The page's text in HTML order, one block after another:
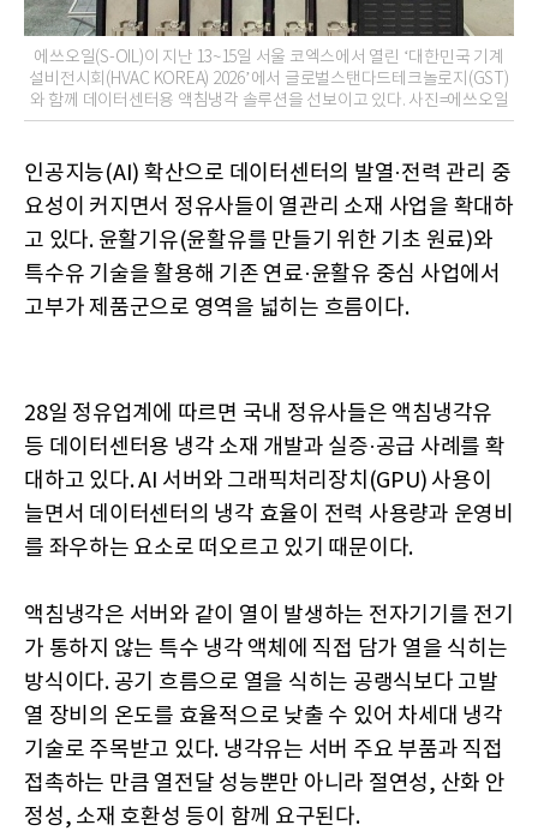
에쓰오일(S-OIL)이 지난 13~15일 서울 코엑스에서 열린 ‘대한민국 기계
설비전시회(HVAC KOREA) 2026’에서 글로벌스탠다드테크놀로지(GST)
와 함께 데이터센터용 액침냉각 솔루션을 선보이고 있다. 사진=에쓰오일
인공지능(AI) 확산으로 데이터센터의 발열·전력 관리 중
요성이 커지면서 정유사들이 열관리 소재 사업을 확대하
고 있다. 윤활기유(윤활유를 만들기 위한 기초 원료)와
특수유 기술을 활용해 기존 연료·윤활유 중심 사업에서
고부가 제품군으로 영역을 넓히는 흐름이다.
28일 정유업계에 따르면 국내 정유사들은 액침냉각유
등 데이터센터용 냉각 소재 개발과 실증·공급 사례를 확
대하고 있다. AI 서버와 그래픽처리장치(GPU) 사용이
늘면서 데이터센터의 냉각 효율이 전력 사용량과 운영비
를 좌우하는 요소로 떠오르고 있기 때문이다.
액침냉각은 서버와 같이 열이 발생하는 전자기기를 전기
가 통하지 않는 특수 냉각 액체에 직접 담가 열을 식히는
방식이다. 공기 흐름으로 열을 식히는 공랭식보다 고발
열 장비의 온도를 효율적으로 낮출 수 있어 차세대 냉각
기술로 주목받고 있다. 냉각유는 서버 주요 부품과 직접
접촉하는 만큼 열전달 성능뿐만 아니라 절연성, 산화 안
정성, 소재 호환성 등이 함께 요구된다.